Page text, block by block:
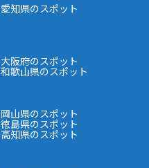
愛知県のスポット
大阪府のスポット
和歌山県のスポット
岡山県のスポット
徳島県のスポット
高知県のスポット